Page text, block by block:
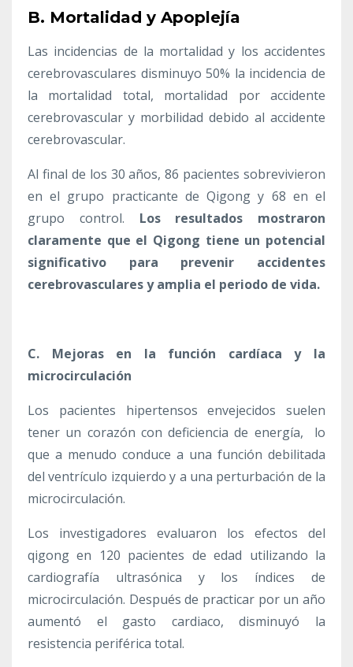
B. Mortalidad y Apoplejía
Las incidencias de la mortalidad y los accidentes
cerebrovasculares disminuyo 50% la incidencia de
la mortalidad total, mortalidad por accidente
cerebrovascular y morbilidad debido al accidente
cerebrovascular.
Al final de los 30 años, 86 pacientes sobrevivieron
en el grupo practicante de Qigong y 68 en el
grupo control. Los resultados mostraron
claramente que el Qigong tiene un potencial
significativo para prevenir accidentes
cerebrovasculares y amplia el periodo de vida.
C. Mejoras en la función cardíaca y la
microcirculación
Los pacientes hipertensos envejecidos suelen
tener un corazón con deficiencia de energía, lo
que a menudo conduce a una función debilitada
del ventrículo izquierdo y a una perturbación de la
microcirculación.
Los investigadores evaluaron los efectos del
qigong en 120 pacientes de edad utilizando la
cardiografía ultrasónica y los índices de
microcirculación. Después de practicar por un año
aumentó el gasto cardiaco, disminuyó la
resistencia periférica total.